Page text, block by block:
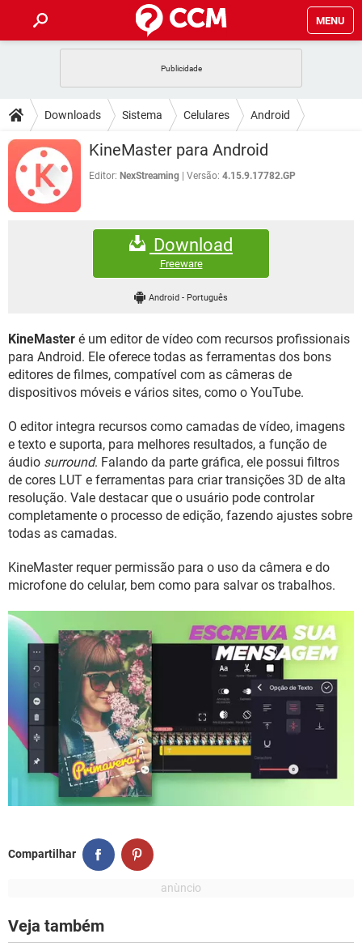
MENU
CELULAR FACEBOOK
OUTLOOK EXCEL
INSTAGRAM GMAIL
GUIA DE COMPRAS
DICAS
JOGOS WHATSAPP
CELULAR
OUTLOOK
DOWNLOADS
JOGOS WHATSAPP
CELULAR
EXCEL
GMAIL
FÓRUM
FACEBOOK
EXCEL
GMAIL
WHATSAPP
INSTAGRAM GMAIL
GUIA DE COMPRAS
Downloads Sistema Celulares Android
KineMaster para Android
Editor: NexStreaming Versão: 4.15.9.17782.GP
Download
Freeware
Android - Português
KineMaster é um editor de vídeo com recursos profissionais
para Android. Ele oferece todas as ferramentas dos bons
editores de filmes, compatível com as câmeras de
dispositivos móveis e vários sites, como o YouTube.
O editor integra recursos como camadas de vídeo, imagens
e texto e suporta, para melhores resultados, a função de
áudio surround. Falando da parte gráfica, ele possui filtros
de cores LUT e ferramentas para criar transições 3D de alta
resolução. Vale destacar que o usuário pode controlar
completamente o processo de edição, fazendo ajustes sobre
todas as camadas.
KineMaster requer permissão para o uso da câmera e do
microfone do celular, bem como para salvar os trabalhos.
Compartilhar
Veja também